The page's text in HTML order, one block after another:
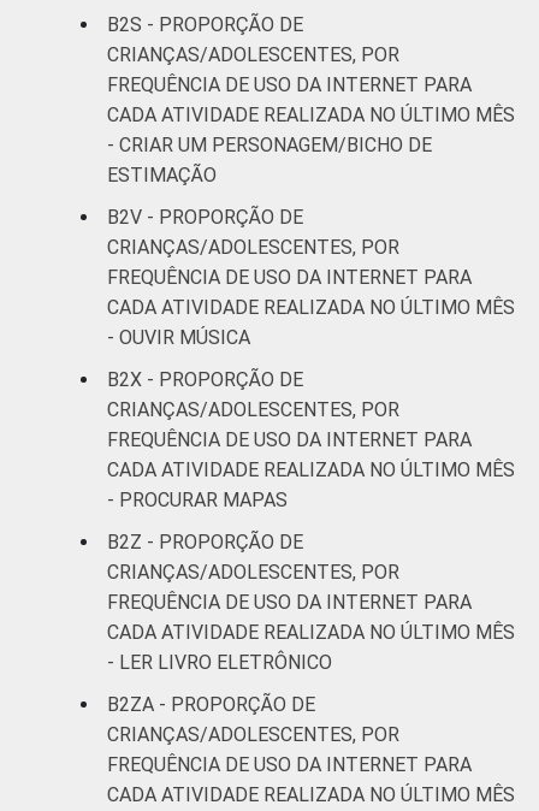
B2S - PROPORÇÃO DE
CRIANÇAS/ADOLESCENTES, POR
FREQUÊNCIA DE USO DA INTERNET PARA
CADA ATIVIDADE REALIZADA NO ÚLTIMO MÊS
- CRIAR UM PERSONAGEM/BICHO DE
ESTIMAÇÃO
B2V - PROPORÇÃO DE
CRIANÇAS/ADOLESCENTES, POR
FREQUÊNCIA DE USO DA INTERNET PARA
CADA ATIVIDADE REALIZADA NO ÚLTIMO MÊS
- OUVIR MÚSICA
B2X - PROPORÇÃO DE
CRIANÇAS/ADOLESCENTES, POR
FREQUÊNCIA DE USO DA INTERNET PARA
CADA ATIVIDADE REALIZADA NO ÚLTIMO MÊS
- PROCURAR MAPAS
B2Z - PROPORÇÃO DE
CRIANÇAS/ADOLESCENTES, POR
FREQUÊNCIA DE USO DA INTERNET PARA
CADA ATIVIDADE REALIZADA NO ÚLTIMO MÊS
- LER LIVRO ELETRÔNICO
B2ZA - PROPORÇÃO DE
CRIANÇAS/ADOLESCENTES, POR
FREQUÊNCIA DE USO DA INTERNET PARA
CADA ATIVIDADE REALIZADA NO ÚLTIMO MÊS